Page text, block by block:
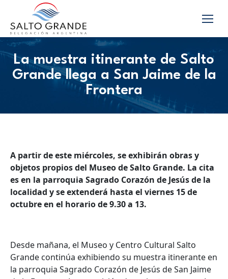
La muestra itinerante de Salto
Grande llega a San Jaime de la
Frontera
A partir de este miércoles, se exhibirán obras y
objetos propios del Museo de Salto Grande. La cita
es en la parroquia Sagrado Corazón de Jesús de la
localidad y se extenderá hasta el viernes 15 de
octubre en el horario de 9.30 a 13.
Desde mañana, el Museo y Centro Cultural Salto
Grande continúa exhibiendo su muestra itinerante en
la parroquia Sagrado Corazón de Jesús de San Jaime